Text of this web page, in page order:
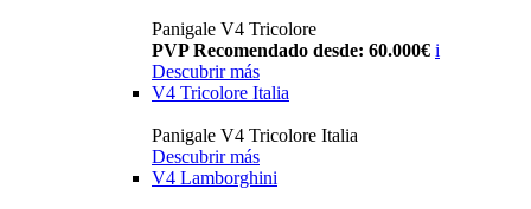
Panigale V4 Tricolore
PVP Recomendado desde: 60.000€ i
Descubrir más
V4 Tricolore Italia
Panigale V4 Tricolore Italia
Descubrir más
V4 Lamborghini